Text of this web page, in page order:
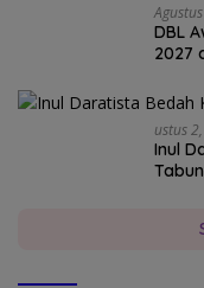
DBL
2027
Ustus
Inul